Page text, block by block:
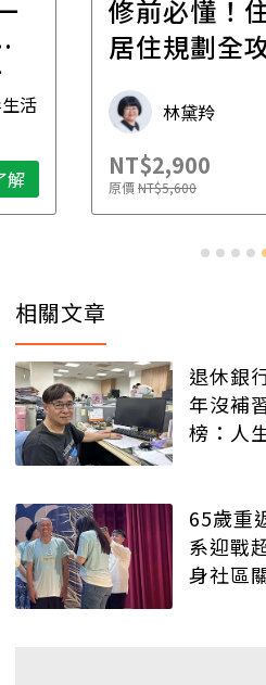
活
解
修前必懂！
居住規劃全
林黛羚
NT$2,900
原價NT$5,600
相關文章
退休銀
年沒補
榜：人
65歲重
系迎戰
身社區